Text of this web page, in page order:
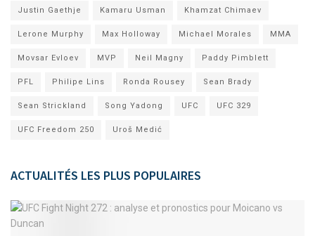
Justin Gaethje Kamaru Usman Khamzat Chimaev
Lerone Murphy Max Holloway Michael Morales MMA
Movsar Evloev MVP Neil Magny Paddy Pimblett
PFL Philipe Lins Ronda Rousey Sean Brady
Sean Strickland Song Yadong UFC UFC 329
UFC Freedom 250 Uroš Medić
ACTUALITÉS LES PLUS POPULAIRES